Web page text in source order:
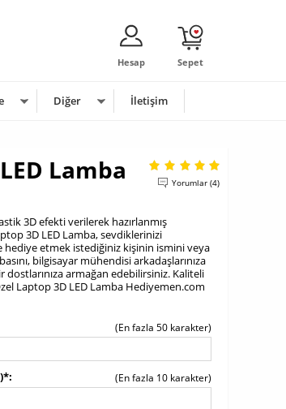
Sepet
Hesap
Diğer İletişim
Lamba Yorumlar (4)
3D efekti verilerek hazırlanmış
3D LED Lamba, sevdiklerinizi
hediye etmek istediğiniz kişinin ismini veya
bilgisayar mühendisi arkadaşlarınıza
armağan edebilirsiniz. Kaliteli
Laptop 3D LED Lamba Hediyemen.com
(En fazla 50 karakter)
(En fazla 10 karakter)